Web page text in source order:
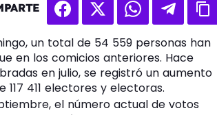
un total de 54 559 personas han
en los comicios anteriores. Hace
en julio, se registró un aumento
411 electores y electoras.
el número actual de votos